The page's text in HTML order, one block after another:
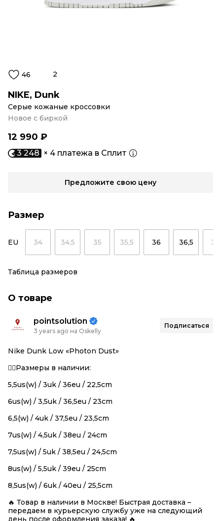
46 2
NIKE, Dunk
Серые кожаные кроссовки
Новое с биркой
12 990 ₽
3 248 × 4 платежа в Сплит
Предложите свою цену
Размер
EU 34 34,5 35 35,5 36 36,5 37
Таблица размеров
О товаре
pointsolution
3 years ago на Oskelly
Подписаться
Nike Dunk Low «Photon Dust»
👉🏻Размеры в наличии:
5,5us(w) / 3uk / 36eu / 22,5cm
6us(w) / 3,5uk / 36,5eu / 23cm
6,5(w) / 4uk / 37,5eu / 23,5cm
7us(w) / 4,5uk / 38eu / 24cm
7,5us(w) / 5uk / 38,5eu / 24,5cm
8us(w) / 5,5uk / 39eu / 25cm
8,5us(w) / 6uk / 40eu / 25,5cm
🔥 Товар в наличии в Москве! Быстрая доставка –
передаем в курьерскую службу уже на следующий
день после оформления заказа! 🔥